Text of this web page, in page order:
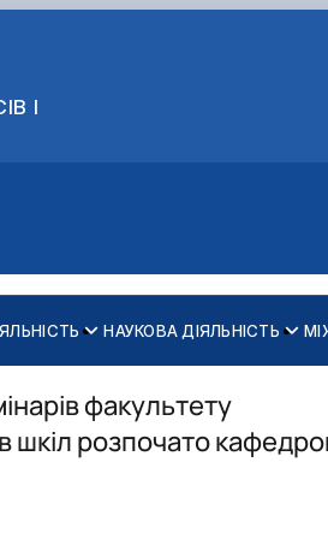
І
НАУКОВА ДІЯЛЬНІСТЬ
Обговорення ОНП
Анкета для опитування
Нормативно-правові
факультету
шкіл розпочато